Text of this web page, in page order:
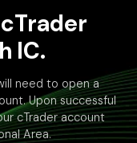
IC.
need to open a
Upon successful
cTrader account
Area.